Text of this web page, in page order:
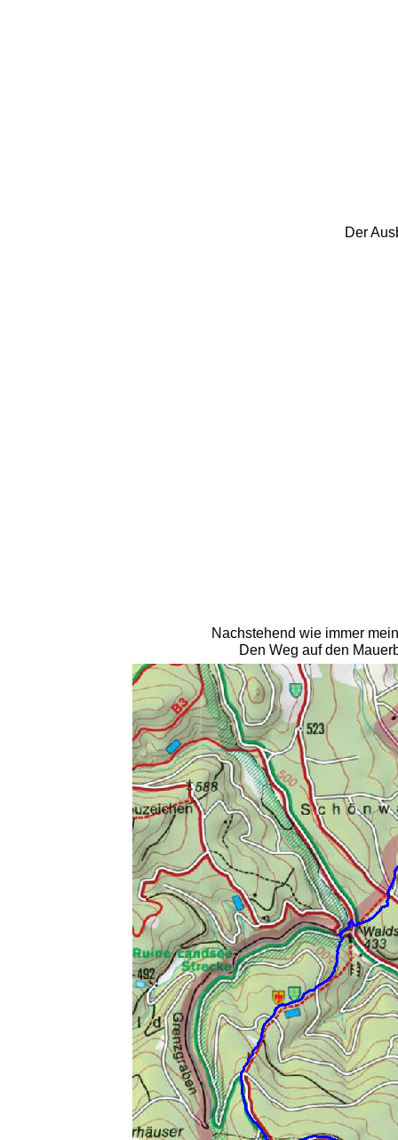
Der
Nachstehend wie immer
Den Weg auf den